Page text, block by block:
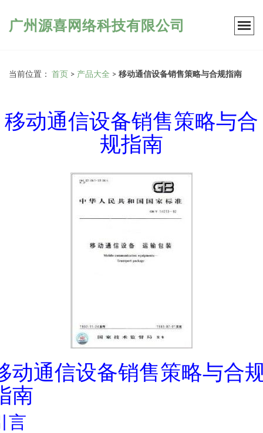
广州源喜网络科技有限公司
当前位置： 首页 > 产品大全 > 移动通信设备销售策略与合规指南
移动通信设备销售策略与合
规指南
动通信设备销售策略与合
南
言